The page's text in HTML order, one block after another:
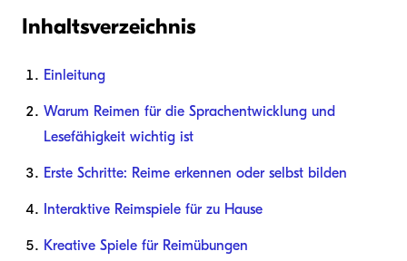
Inhaltsverzeichnis
Einleitung
Warum Reimen für die Sprachentwicklung und
Lesefähigkeit wichtig ist
Erste Schritte: Reime erkennen oder selbst bilden
Interaktive Reimspiele für zu Hause
Kreative Spiele für Reimübungen